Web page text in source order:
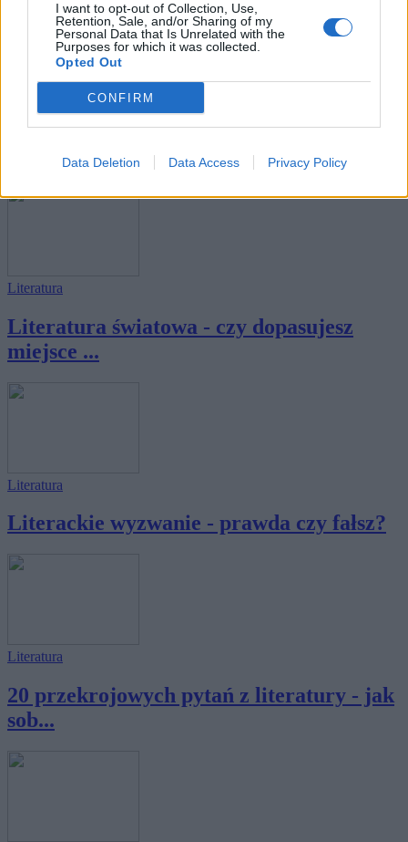
I want to opt-out of Collection, Use,
Retention, Sale, and/or Sharing of my
Personal Data that Is Unrelated with the
Purposes for which it was collected.
Opted Out
CONFIRM
Data Deletion Data Access Privacy Policy
12 pytań z literatury - czy zdobędziesz co
Literatura
Literatura światowa - czy dopasujesz
miejsce ...
Literatura
Literackie wyzwanie - prawda czy fałsz?
Literatura
20 przekrojowych pytań z literatury - jak
sob...